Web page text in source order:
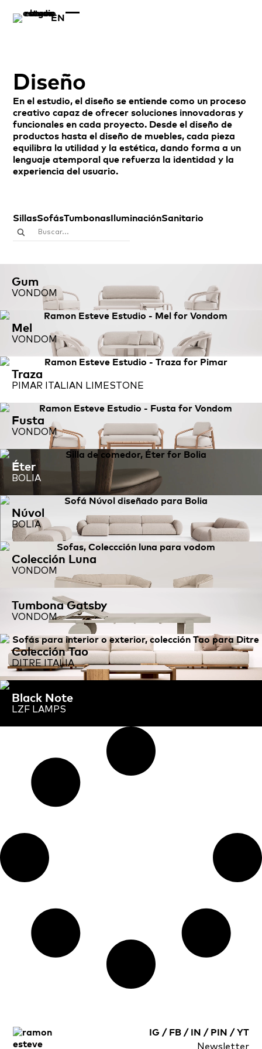
EN
Diseño
En el estudio, el diseño se entiende como un proceso
creativo capaz de ofrecer soluciones innovadoras y
funcionales en cada proyecto. Desde el diseño de
productos hasta el diseño de muebles, cada pieza
equilibra la utilidad y la estética, dando forma a un
lenguaje atemporal que refuerza la identidad y la
experiencia del usuario.
SillasSofásTumbonas IluminaciónSanitario
Gum
VONDOM
Mel
VONDOM
Traza
PIMAR ITALIAN LIMESTONE
Fusta
VONDOM
Éter
BOLIA
Núvol
BOLIA
Colección Luna
VONDOM
Tumbona Gatsby
VONDOM
Colección Tao
DITRE ITALIA
Black Note
LZF LAMPS
IG / FB/ IN / PIN / YT
Newsletter